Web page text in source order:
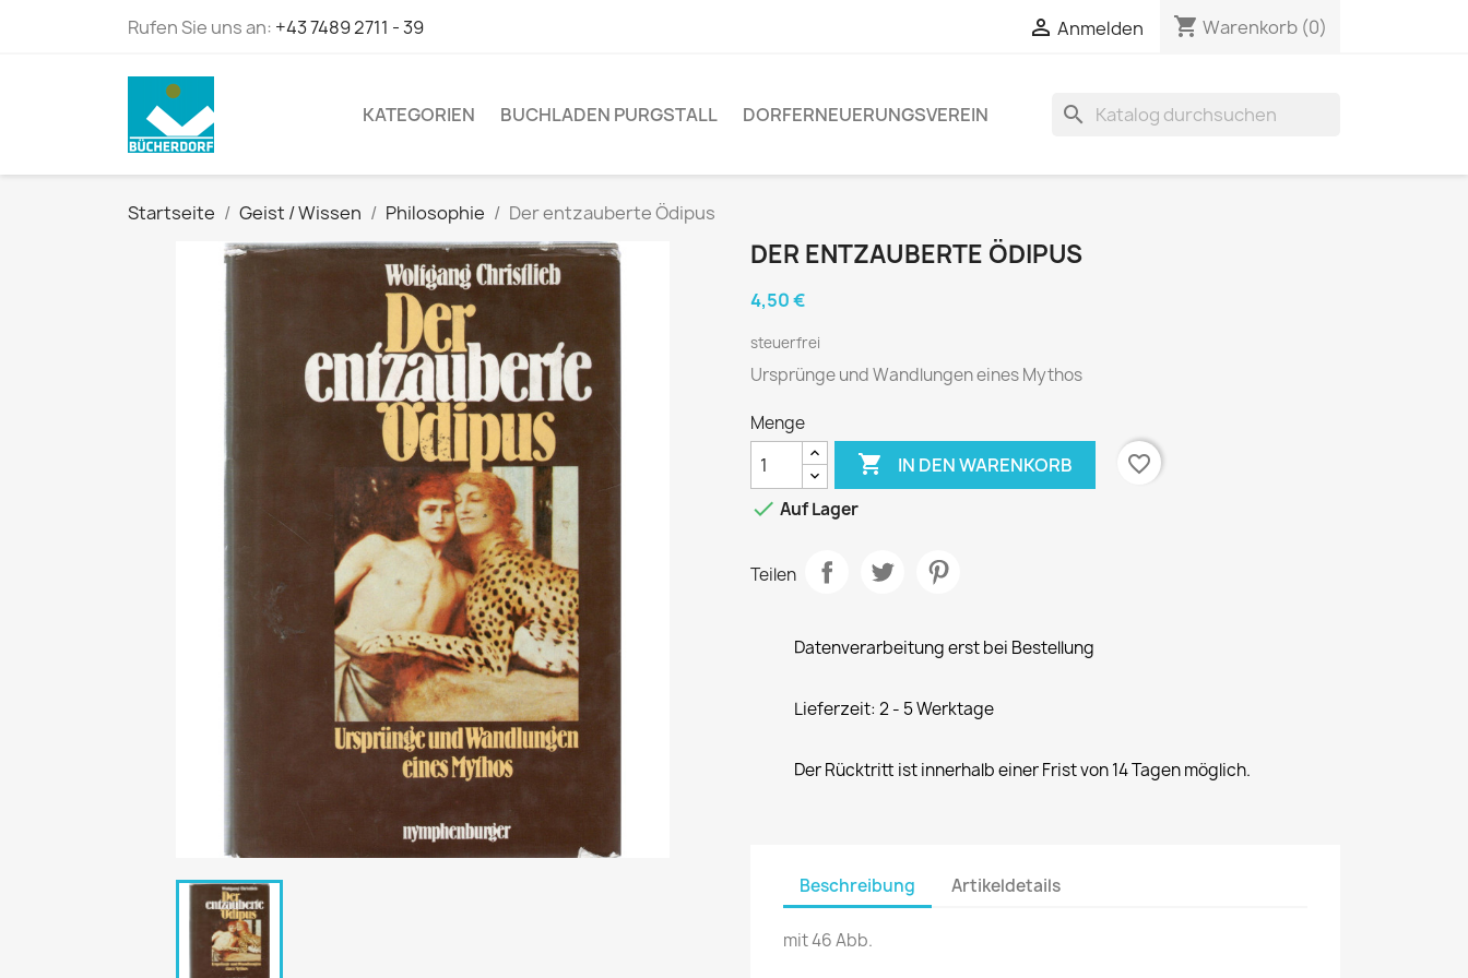
Rufen Sie uns an: +43 7489 2711 - 39  Anmelden shopping_cart Warenkorb (0)
KATEGORIEN BUCHLADEN PURGSTALL DORFERNEUERUNGSVEREIN search
Startseite Geist / Wissen Philosophie Der entzauberte Ödipus
DER ENTZAUBERTE ÖDIPUS
4,50 €
steuerfrei
Ursprünge und Wandlungen eines Mythos
Menge
 IN DEN WARENKORB
favorite_border
 Auf Lager
Teilen
Datenverarbeitung erst bei Bestellung
Lieferzeit: 2 - 5 Werktage
Der Rücktritt ist innerhalb einer Frist von 14 Tagen möglich.
Beschreibung Artikeldetails
mit 46 Abb.